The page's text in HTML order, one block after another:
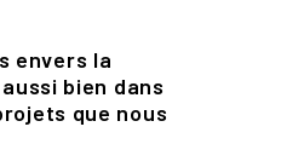
envers la
bien dans
que nous